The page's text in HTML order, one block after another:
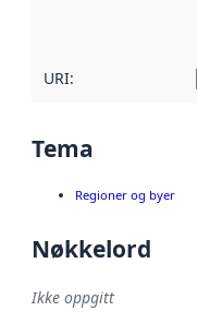
URI:
Tema
Regioner og byer
Nøkkelord
Ikke oppgitt